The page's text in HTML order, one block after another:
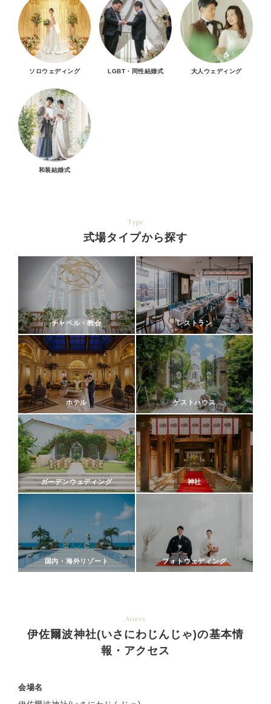
ソロウェディング LGBT・同性結婚式 大人ウェディング
和装結婚式
Type
式場タイプから探す
チャペル・教会 レストラン
ホテル ゲストハウス
ガーデンウェディング 神社
国内・海外リゾート フォトウェディング
Access
伊佐爾波神社(いさにわじんじゃ)の基本情
報・アクセス
会場名